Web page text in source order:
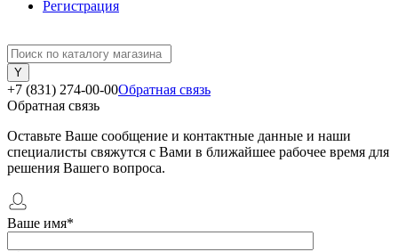
Регистрация
+7 (831) 274-00-00Обратная связь
Обратная связь
Оставьте Ваше сообщение и контактные данные и наши
специалисты свяжутся с Вами в ближайшее рабочее время для
решения Вашего вопроса.
Ваше имя*